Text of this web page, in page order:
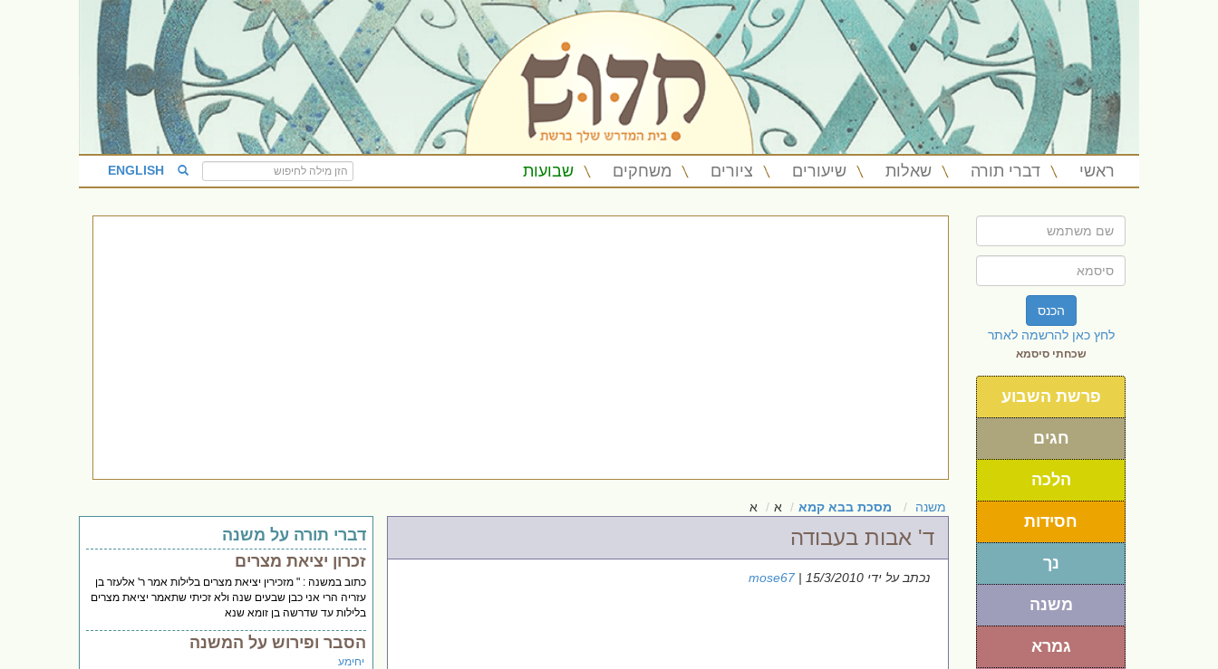
ראשי דברי תורה שאלות שיעורים ציורים משחקים שבועות ENGLISH
הכנס
לחץ כאן להרשמה לאתר
שכחתי סיסמא
פרשת השבוע
חגים
הלכה
חסידות
נך
משנה
גמרא
משנה מסכת בבא קמא א א
ד' אבות בעבודה
נכתב על ידי mose67 | 15/3/2010
דברי תורה על משנה
זכרון יציאת מצרים
כתוב במשנה : " מזכירין יציאת מצרים בלילות אמר ר' אלעזר בן
עזריה הרי אני כבן שבעים שנה ולא זכיתי שתאמר יציאת מצרים
בלילות עד שדרשה בן זומא שנא
הסבר ופירוש על המשנה
יחימע